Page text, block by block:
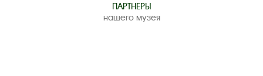
ПАРТНЕРЫ
нашего музея